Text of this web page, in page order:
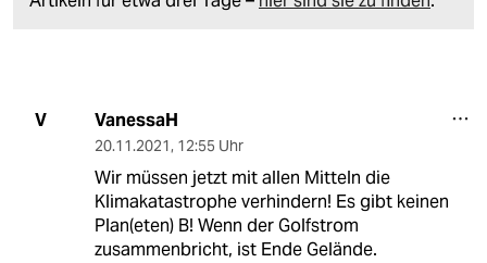
V VanessaH
20.11.2021, 12:55 Uhr
Wir müssen jetzt mit allen Mitteln die
Klimakatastrophe verhindern! Es gibt keinen
Plan(eten) B! Wenn der Golfstrom
zusammenbricht, ist Ende Gelände.